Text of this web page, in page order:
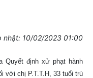
nhật: 10/02/2023 01:00
Quyết định xử phạt hành
với chị P.T.T.H, 33 tuổi trú